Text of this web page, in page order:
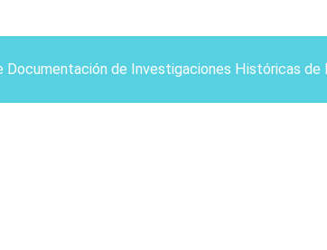
Documentación de Investigaciones Históricas